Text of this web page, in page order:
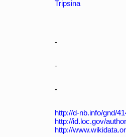
Tripsina
-
-
-
http://d-nb.info/gnd/
http://id.loc.gov/
http://